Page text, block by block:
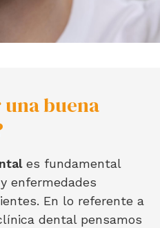
buena
es fundamental
enfermedades
En lo referente a
dental pensamos